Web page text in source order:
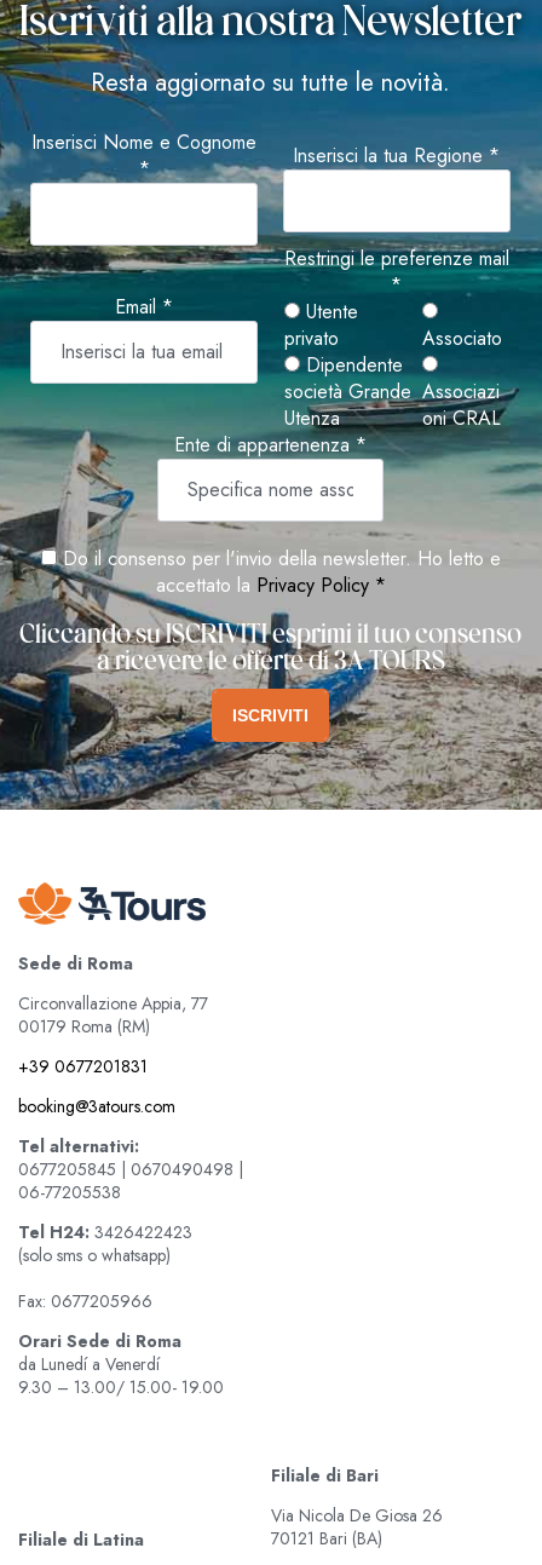
Iscriviti alla nostra Newsletter
Resta aggiornato su tutte le novità.
Inserisci Nome e Cognome
*
Inserisci la tua Regione *
Email *
Restringi le preferenze mail
*
Utente
privato
Associato
Dipendente
società Grande
Utenza
Associazi
oni CRAL
Ente di appartenenza *
Do il consenso per l'invio della newsletter. Ho letto e
accettato la Privacy Policy *
Cliccando su ISCRIVITI esprimi il tuo consenso
a ricevere le offerte di 3A TOURS
ISCRIVITI
Sede di Roma
Circonvallazione Appia, 77
00179 Roma (RM)
+39 0677201831
booking@3atours.com
Tel alternativi:
0677205845 | 0670490498 |
06-77205538
Tel H24: 3426422423
(solo sms o whatsapp)
Fax: 0677205966
Orari Sede di Roma
da Lunedí a Venerdí
9.30 – 13.00/ 15.00- 19.00
Filiale di Latina
Filiale di Bari
Via Nicola De Giosa 26
70121 Bari (BA)